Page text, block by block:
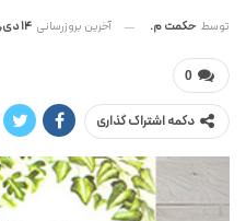
توسط حکمت م. آخرین بروزرسانی 14 دی, 1398
0
دکمه اشتراک گذاری